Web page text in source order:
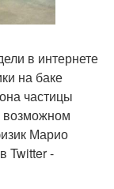
в интернете
на баке
частицы
возможном
Марио
Twitter -